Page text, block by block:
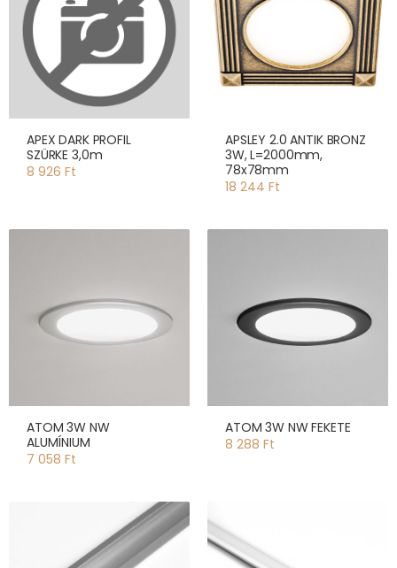
APEX DARK PROFIL
SZÜRKE 3,0m
8 926 Ft
APSLEY 2.0 ANTIK BRONZ
3W, L=2000mm,
78x78mm
18 244 Ft
ATOM 3W NW
ALUMÍNIUM
7 058 Ft
ATOM 3W NW FEKETE
8 288 Ft